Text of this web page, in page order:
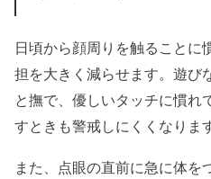
日頃から顔周りを触ることに
担を大きく減らせます。遊び
と撫で、優しいタッチに慣れ
すときも警戒しにくくなりま
また、点眼の直前に急に体を